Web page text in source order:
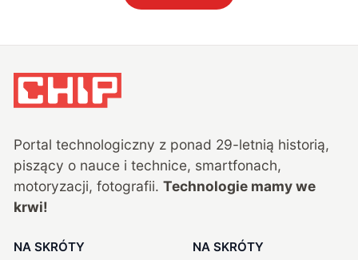
Portal technologiczny z ponad 29-letnią historią,
piszący o nauce i technice, smartfonach,
motoryzacji, fotografii. Technologie mamy we
krwi!
NA SKRÓTY NA SKRÓTY